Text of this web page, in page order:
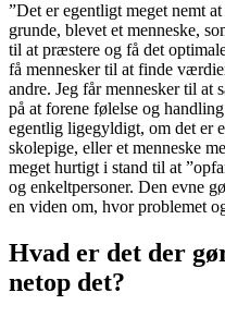
”Det er egentligt meget nemt
grunde, blevet et menneske,
til at præstere og få det
få mennesker til at finde
andre. Jeg får mennesker til
på at forene følelse og
egentlig ligegyldigt, om det er
skolepige, eller et menneske
meget hurtigt i stand til at
og enkeltpersoner. Den evne
en viden om, hvor problemet
Hvad er det der
netop det?